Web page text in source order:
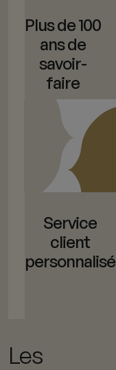
Plus de 100
ans de
savoir-
faire
Service
client
personnalisé
Les